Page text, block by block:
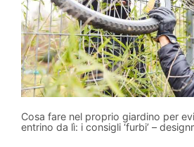
Cosa fare nel proprio giardino per
entrino da lì: i consigli ‘furbi’ –